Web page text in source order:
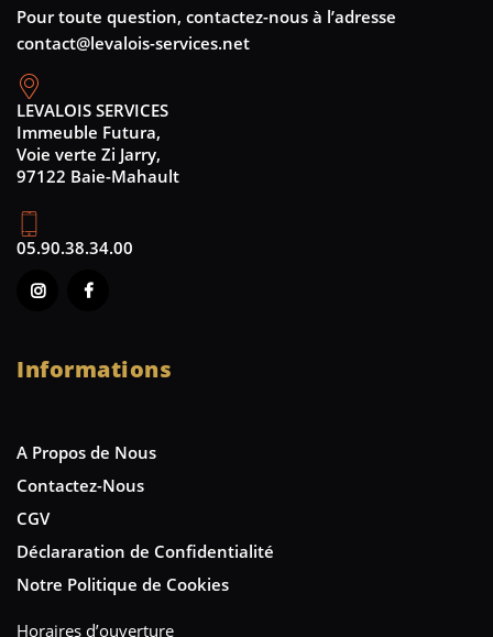
Pour toute question, contactez-nous à l’adresse
contact@levalois-services.net
LEVALOIS SERVICES
Immeuble Futura,
Voie verte Zi Jarry,
97122 Baie-Mahault
05.90.38.34.00
Informations
A Propos de Nous
Contactez-Nous
CGV
Déclararation de Confidentialité
Notre Politique de Cookies
Horaires d’ouverture